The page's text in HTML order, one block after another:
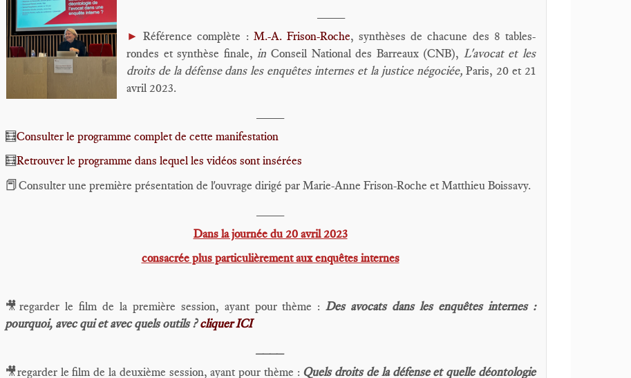
►Référence complète : M.-A. Frison-Roche, synthèses de chacune des 8 tables-
rondes et synthèse finale,in Conseil National des Barreaux (CNB), L'avocat et les
droits de la défense dans les enquêtes internes et la justice négociée,Paris, 20 et 21
avril 2023.
🧮Consulter le programme complet de cette manifestation
🧮Retrouver le programme dans lequel les vidéos sont insérées
📕Consulter une première présentation de l'ouvrage dirigé par Marie-Anne Frison-Roche et Matthieu Boissavy.
Dans la journée du 20 avril 2023
consacrée plus particulièrement aux enquêtes internes
🎥regarder le film de la première session, ayant pour thème :Des avocats dans les enquêtes internes :
pourquoi, avec qui et avec quels outils ? cliquer ICI
🎥regarder le film de la deuxième session, ayant pour thème : Quels droits de la défense et quelle déontologie